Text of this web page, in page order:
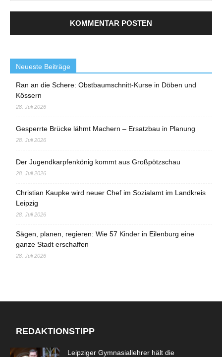
Neueste Beiträge
Ran an die Schere: Obstbaumschnitt-Kurse in Döben und
Kössern
28. Juli 2026
Gesperrte Brücke lähmt Machern – Ersatzbau in Planung
28. Juli 2026
Der Jugendkarpfenkönig kommt aus Großpötzschau
28. Juli 2026
Christian Kaupke wird neuer Chef im Sozialamt im Landkreis
Leipzig
28. Juli 2026
Sägen, planen, regieren: Wie 57 Kinder in Eilenburg eine
ganze Stadt erschaffen
28. Juli 2026
REDAKTIONSTIPP
Leipziger Gymnasiallehrer hält die